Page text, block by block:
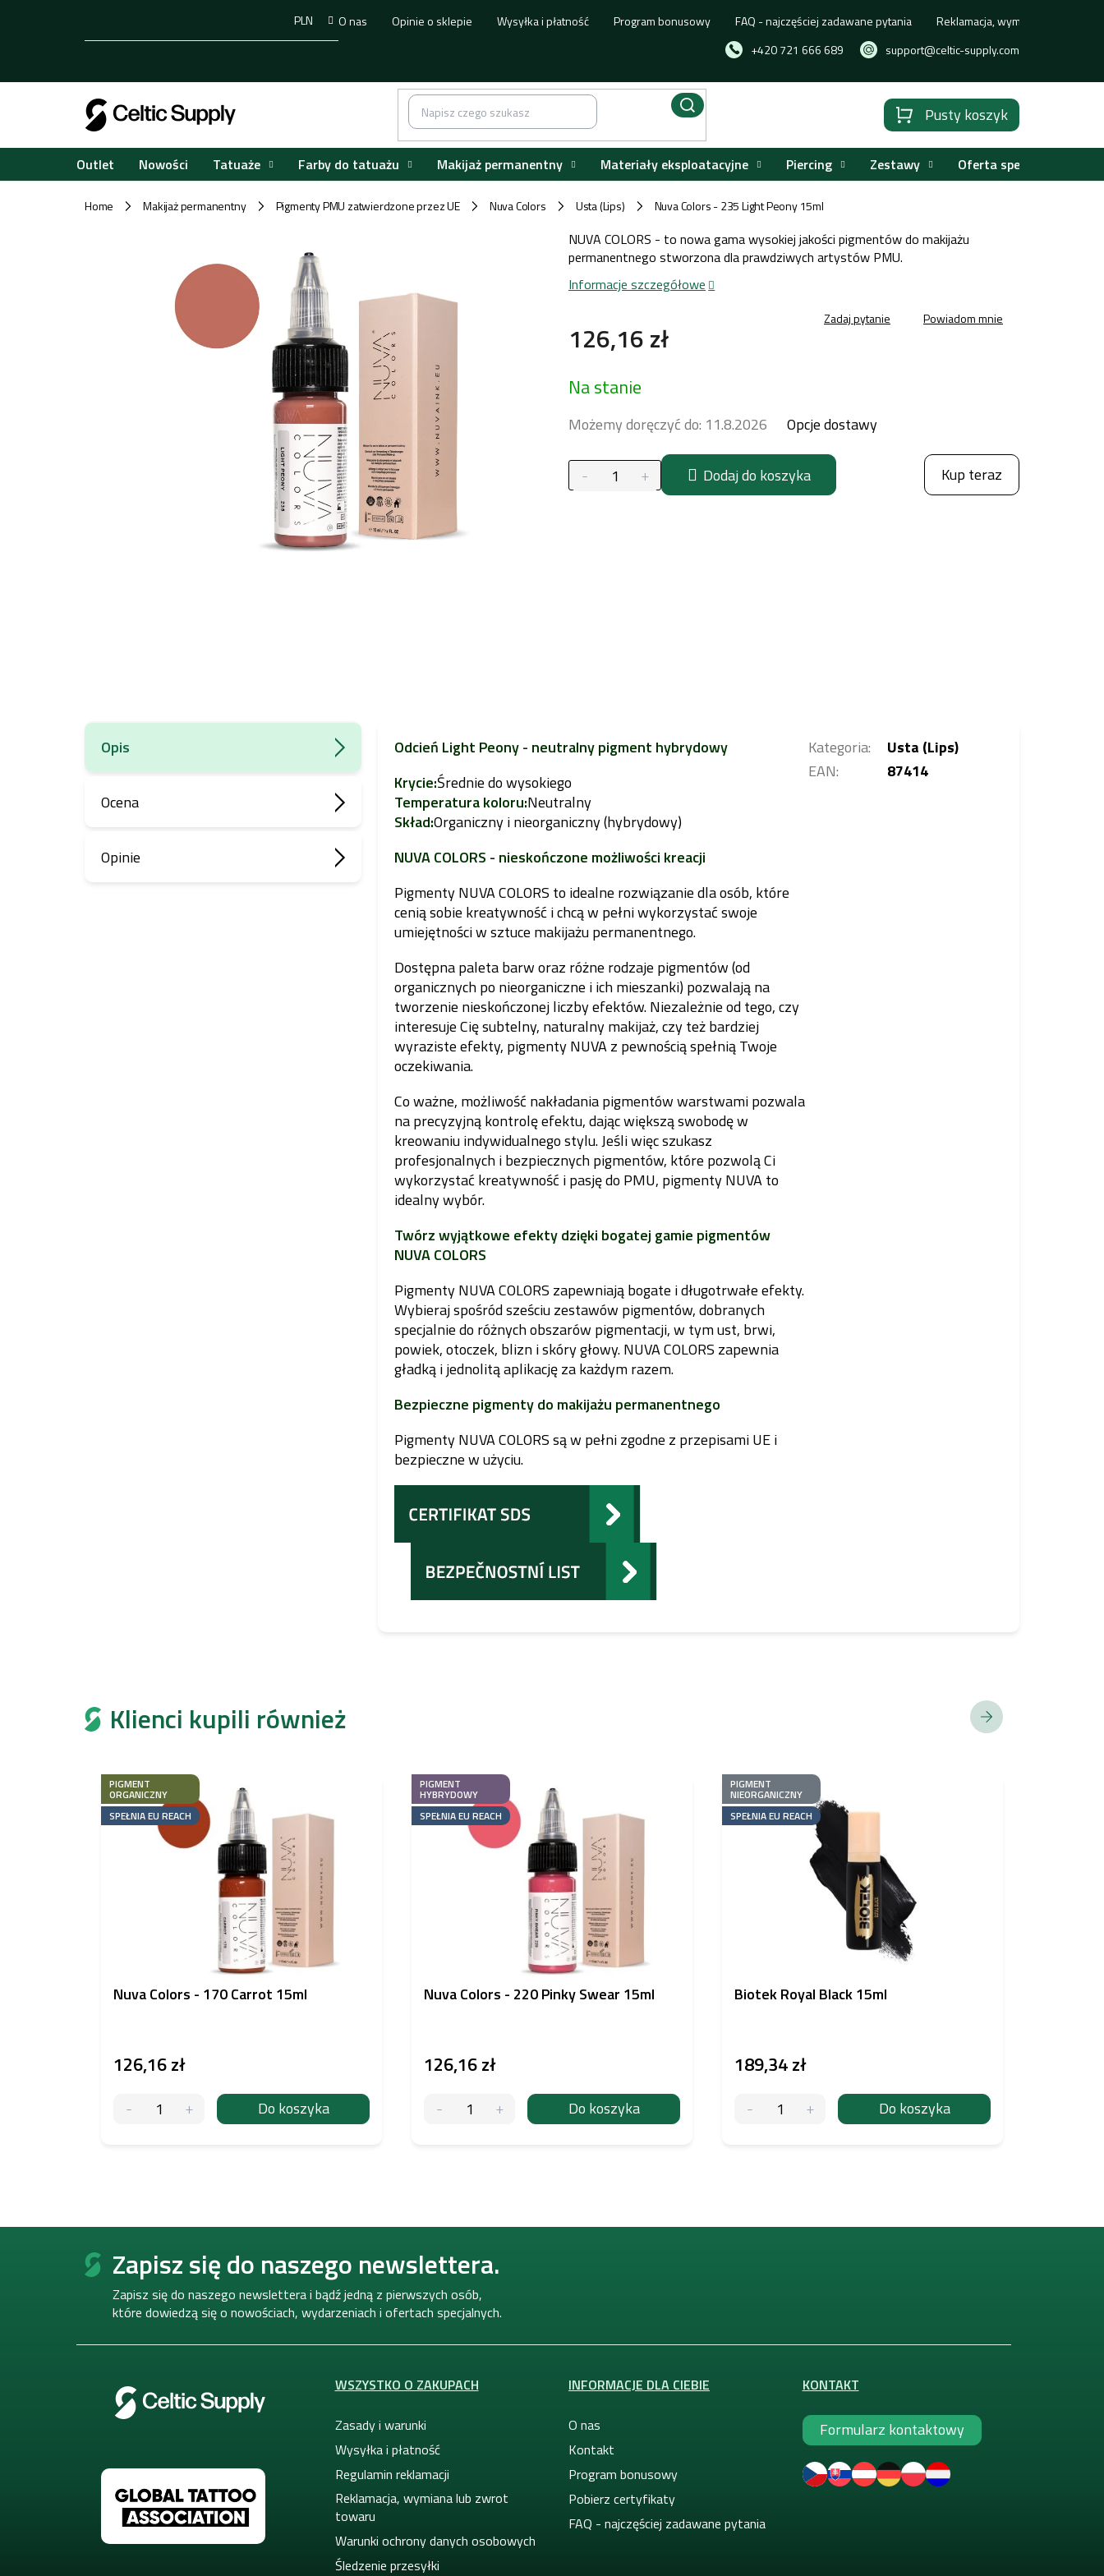
+420 721 666 689 support@celtic-supply.com
O nas Opinie o sklepie Wysyłka i płatność Program bonusowy FAQ - najczęściej zadawane pytania Reklamacja, wymiana lub zwrot
PLN
KoszykPusty koszyk
Outlet Nowości Tatuaże Farby do tatuażu Makijaż permanentny Materiały eksploatacyjne Piercing Zestawy Oferta specjalna
Home / Makijaż permanentny / Pigmenty PMU zatwierdzone przez UE / Nuva Colors / Usta (Lips) / Nuva Colors - 235 Light Peony 15ml
126,16 zł
jednostkowa:
Na stanie
Możemy doręczyć do: 11.8.2026 Opcje dostawy
Dodaj do koszyka Kup teraz
NUVA COLORS - to nowa gama wysokiej jakości pigmentów do makijażu
permanentnego stworzona dla prawdziwych artystów PMU.
Informacje szczegółowe
Zadaj pytanie Powiadom mnie
Opis
Ocena
Opinie
Odcień Light Peony - neutralny pigment hybrydowy
Krycie:Średnie do wysokiego
Temperatura koloru:Neutralny
Skład:Organiczny i nieorganiczny (hybrydowy)
NUVA COLORS - nieskończone możliwości kreacji
Pigmenty NUVA COLORS to idealne rozwiązanie dla osób, które
cenią sobie kreatywność i chcą w pełni wykorzystać swoje
umiejętności w sztuce makijażu permanentnego.
Dostępna paleta barw oraz różne rodzaje pigmentów (od
organicznych po nieorganiczne i ich mieszanki) pozwalają na
tworzenie nieskończonej liczby efektów. Niezależnie od tego, czy
interesuje Cię subtelny, naturalny makijaż, czy też bardziej
wyraziste efekty, pigmenty NUVA z pewnością spełnią Twoje
oczekiwania.
Co ważne, możliwość nakładania pigmentów warstwami pozwala
na precyzyjną kontrolę efektu, dając większą swobodę w
kreowaniu indywidualnego stylu. Jeśli więc szukasz
profesjonalnych i bezpiecznych pigmentów, które pozwolą Ci
wykorzystać kreatywność i pasję do PMU, pigmenty NUVA to
idealny wybór.
Twórz wyjątkowe efekty dzięki bogatej gamie pigmentów
NUVA COLORS
Pigmenty NUVA COLORS zapewniają bogate i długotrwałe efekty.
Wybieraj spośród sześciu zestawów pigmentów, dobranych
specjalnie do różnych obszarów pigmentacji, w tym ust, brwi,
powiek, otoczek, blizn i skóry głowy. NUVA COLORS zapewnia
gładką i jednolitą aplikację za każdym razem.
Bezpieczne pigmenty do makijażu permanentnego
Pigmenty NUVA COLORS są w pełni zgodne z przepisami UE i
bezpieczne w użyciu.
Kategoria:
Usta (Lips)
EAN: 87414
Klienci kupili również
PIGMENT
ORGANICZNY
SPEŁNIA EU REACH
Nuva Colors - 170 Carrot 15ml
126,16 zł
Do koszyka
PIGMENT
HYBRYDOWY
SPEŁNIA EU REACH
Nuva Colors - 220 Pinky Swear 15ml
126,16 zł
Do koszyka
PIGMENT
NIEORGANICZNY
SPEŁNIA EU REACH
Biotek Royal Black 15ml
189,34 zł
Do koszyka
S
Zapisz się do naszego newslettera.
Zapisz się do naszego newslettera i bądź jedną z pierwszych osób,
które dowiedzą się o nowościach, wydarzeniach i ofertach specjalnych.
WSZYSTKO O ZAKUPACH
Zasady i warunki
Wysyłka i płatność
Regulamin reklamacji
Reklamacja, wymiana lub zwrot
towaru
Warunki ochrony danych osobowych
Śledzenie przesyłki
INFORMACJE DLA CIEBIE
O nas
Kontakt
Program bonusowy
Pobierz certyfikaty
FAQ - najczęściej zadawane pytania
KONTAKT
Formularz kontaktowy